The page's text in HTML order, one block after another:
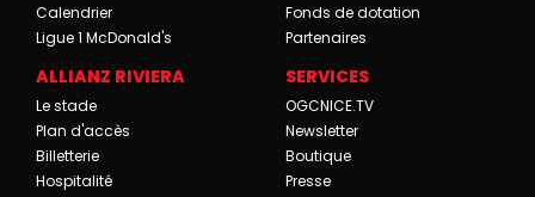
Calendrier
Ligue 1 McDonald's
Fonds de dotation
Partenaires
ALLIANZ RIVIERA
Le stade
Plan d'accès
Billetterie
Hospitalité
SERVICES
OGCNICE.TV
Newsletter
Boutique
Presse